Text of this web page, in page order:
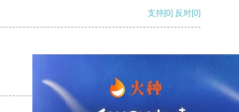
支持[0] 反对[0]
支持